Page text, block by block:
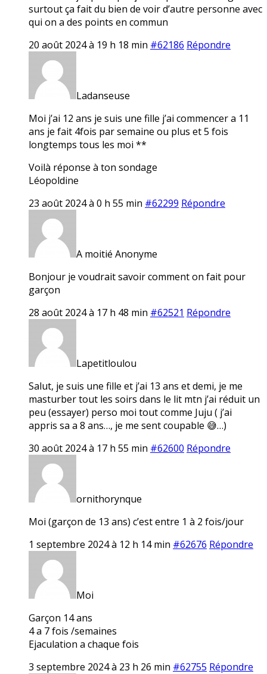
surtout ça fait du bien de voir d’autre personne avec
qui on a des points en commun
20 août 2024 à 19 h 18 min #62186 Répondre
Ladanseuse
Moi j’ai 12 ans je suis une fille j’ai commencer a 11
ans je fait 4fois par semaine ou plus et 5 fois
longtemps tous les moi **
Voilà réponse à ton sondage
Léopoldine
23 août 2024 à 0 h 55 min #62299 Répondre
A moitié Anonyme
Bonjour je voudrait savoir comment on fait pour
garçon
28 août 2024 à 17 h 48 min #62521 Répondre
Lapetitloulou
Salut, je suis une fille et j’ai 13 ans et demi, je me
masturber tout les soirs dans le lit mtn j’ai réduit un
peu (essayer) perso moi tout comme Juju ( j’ai
appris sa a 8 ans…, je me sent coupable 😅…)
30 août 2024 à 17 h 55 min #62600 Répondre
ornithorynque
Moi (garçon de 13 ans) c’est entre 1 à 2 fois/jour
1 septembre 2024 à 12 h 14 min #62676 Répondre
Moi
Garçon 14 ans
4 a 7 fois /semaines
Ejaculation a chaque fois
3 septembre 2024 à 23 h 26 min #62755 Répondre